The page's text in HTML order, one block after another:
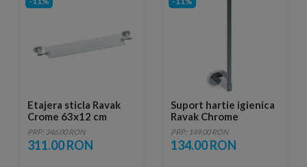
Etajera sticla Ravak
Crome 63x12 cm
PRP: 346.00 RON
311.00 RON
Suport hartie igienica
Ravak Chrome
PRP: 149.00 RON
134.00 RON